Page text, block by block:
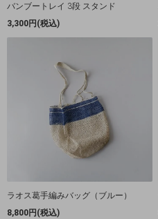
バンブートレイ 3段 スタンド
3,300円(税込)
ラオス葛手編みバッグ（ブルー）
8,800円(税込)